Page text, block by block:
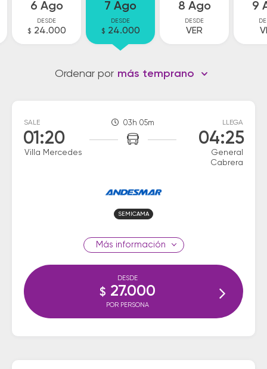
6 Ago
DESDE
$ 24.000
7 Ago
DESDE
$ 24.000
8 Ago
DESDE
VER
9
Ordenar por más temprano
SALE
01:20
Villa Mercedes
03h 05m LLEGA
04:25
General
Cabrera
SEMICAMA
información
DESDE
$ 27.000
POR PERSONA